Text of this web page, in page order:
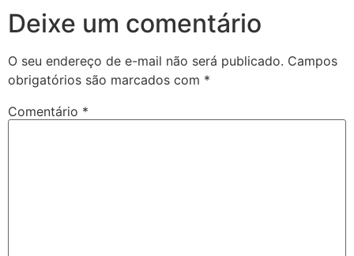
Deixe um comentário
O seu endereço de e-mail não será publicado. Campos
obrigatórios são marcados com *
Comentário *